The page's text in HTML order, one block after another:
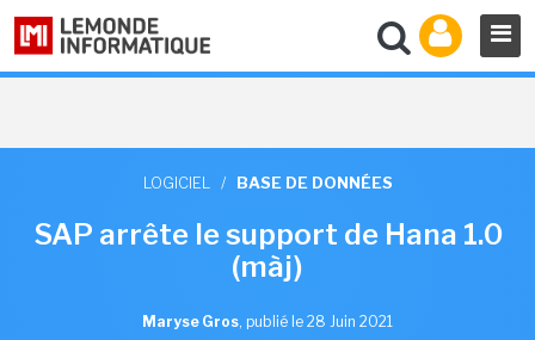
LOGICIEL / BASE DE DONNÉES
SAP arrête le support de Hana 1.0
(màj)
Maryse Gros, publié le 28 Juin 2021